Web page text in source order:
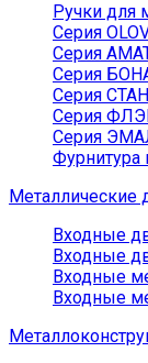
Ручки для
Серия
Серия
Серия
Серия
Серия
Серия
Фурнитура
Металлические
Входные
Входные
Входные
Входные